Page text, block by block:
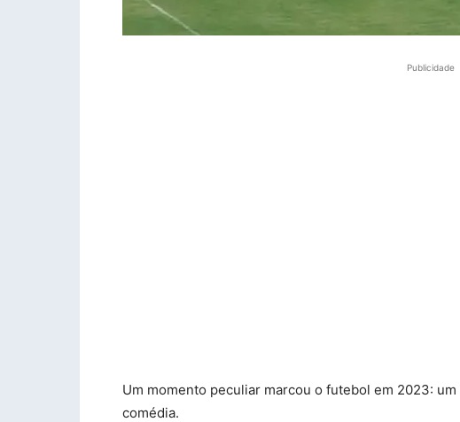
Publicidade
Um momento peculiar marcou o futebol em 2023:
comédia.